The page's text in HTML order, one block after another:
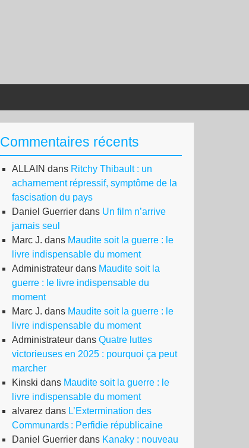
Commentaires récents
ALLAIN dans Ritchy Thibault : un
acharnement répressif, symptôme de la
fascisation du pays
Daniel Guerrier dans Un film n’arrive
jamais seul
Marc J. dans Maudite soit la guerre : le
livre indispensable du moment
Administrateur dans Maudite soit la
guerre : le livre indispensable du
moment
Marc J. dans Maudite soit la guerre : le
livre indispensable du moment
Administrateur dans Quatre luttes
victorieuses en 2025 : pourquoi ça peut
marcher
Kinski dans Maudite soit la guerre : le
livre indispensable du moment
alvarez dans L’Extermination des
Communards : Perfidie républicaine
Daniel Guerrier dans Kanaky : nouveau